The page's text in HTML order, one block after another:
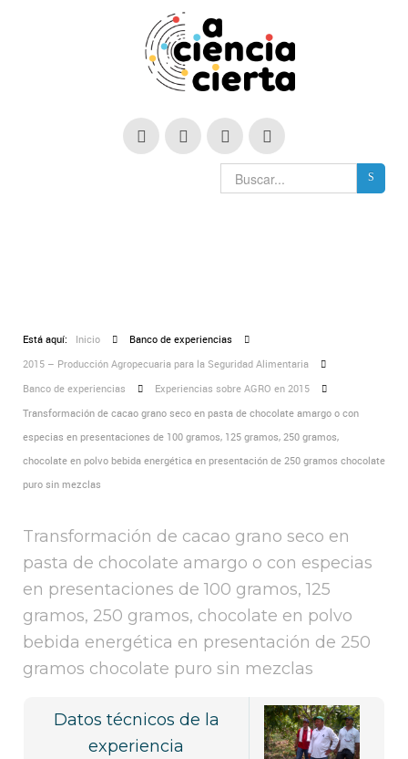
Está aquí: Inicio
Banco de experiencias
2015 – Producción Agropecuaria para la Seguridad Alimentaria
Banco de experiencias
Experiencias sobre AGRO en 2015
Transformación de cacao grano seco en pasta de chocolate amargo o con
especias en presentaciones de 100 gramos, 125 gramos, 250 gramos,
chocolate en polvo bebida energética en presentación de 250 gramos chocolate
puro sin mezclas
Transformación de cacao grano seco en
pasta de chocolate amargo o con especias
en presentaciones de 100 gramos, 125
gramos, 250 gramos, chocolate en polvo
bebida energética en presentación de 250
gramos chocolate puro sin mezclas
Datos técnicos de la
experiencia